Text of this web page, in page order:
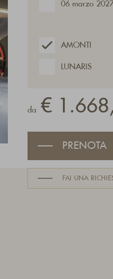
06 marzo
AMONTI
LUNARIS
da €
PRENOTA
FAI UNA